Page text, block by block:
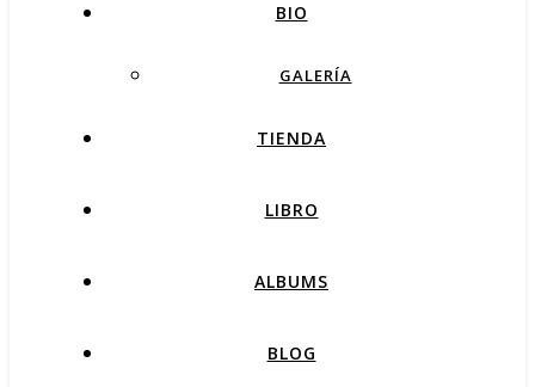
BIO
GALERÍA
TIENDA
LIBRO
ALBUMS
BLOG